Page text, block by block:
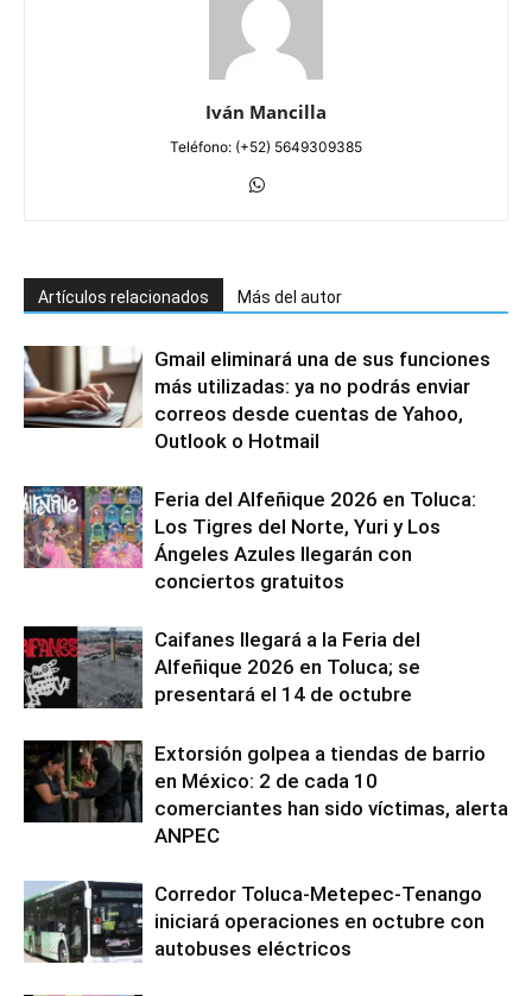
Iván Mancilla
Teléfono: (+52) 5649309385
Artículos relacionados Más del autor
Gmail eliminará una de sus funciones
más utilizadas: ya no podrás enviar
correos desde cuentas de Yahoo,
Outlook o Hotmail
Feria del Alfeñique 2026 en Toluca:
Los Tigres del Norte, Yuri y Los
Ángeles Azules llegarán con
conciertos gratuitos
Caifanes llegará a la Feria del
Alfeñique 2026 en Toluca; se
presentará el 14 de octubre
Extorsión golpea a tiendas de barrio
en México: 2 de cada 10
comerciantes han sido víctimas, alerta
ANPEC
Corredor Toluca-Metepec-Tenango
iniciará operaciones en octubre con
autobuses eléctricos